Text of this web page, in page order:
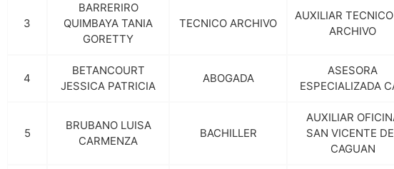
3
BARRERIRO
QUIMBAYA TANIA
GORETTY
TECNICO ARCHIVO
AUXILIAR
ARCHIVO
4
BETANCOURT
JESSICA PATRICIA
ABOGADA
ASESORA
ESPECIALIZADA
5
BRUBANO LUISA
CARMENZA
BACHILLER
AUXILIAR
SAN VICENTE
CAGUAN